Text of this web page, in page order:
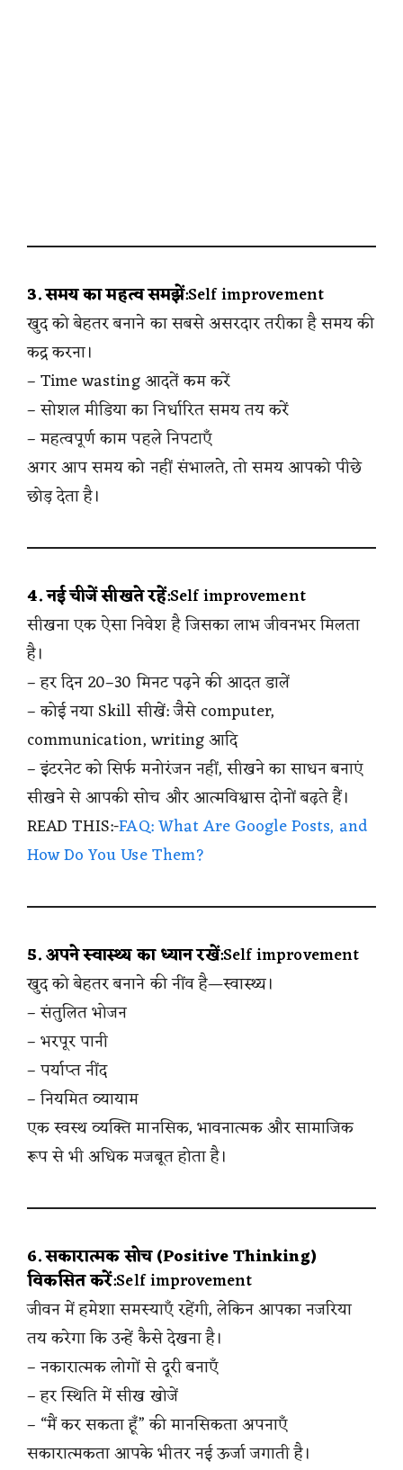
3. समय का महत्व समझें:Self improvement
खुद को बेहतर बनाने का सबसे असरदार तरीका है समय की
कद्र करना।
– Time wasting आदतें कम करें
– सोशल मीडिया का निर्धारित समय तय करें
– महत्वपूर्ण काम पहले निपटाएँ
अगर आप समय को नहीं संभालते, तो समय आपको पीछे
छोड़ देता है।
4. नई चीजें सीखते रहें:Self improvement
सीखना एक ऐसा निवेश है जिसका लाभ जीवनभर मिलता
है।
– हर दिन 20–30 मिनट पढ़ने की आदत डालें
– कोई नया Skill सीखें: जैसे computer,
communication, writing आदि
– इंटरनेट को सिर्फ मनोरंजन नहीं, सीखने का साधन बनाएं
सीखने से आपकी सोच और आत्मविश्वास दोनों बढ़ते हैं।
READ THIS:-FAQ: What Are Google Posts, and
How Do You Use Them?
5. अपने स्वास्थ्य का ध्यान रखें:Self improvement
खुद को बेहतर बनाने की नींव है—स्वास्थ्य।
– संतुलित भोजन
– भरपूर पानी
– पर्याप्त नींद
– नियमित व्यायाम
एक स्वस्थ व्यक्ति मानसिक, भावनात्मक और सामाजिक
रूप से भी अधिक मजबूत होता है।
6. सकारात्मक सोच (Positive Thinking)
विकसित करें:Self improvement
जीवन में हमेशा समस्याएँ रहेंगी, लेकिन आपका नजरिया
तय करेगा कि उन्हें कैसे देखना है।
– नकारात्मक लोगों से दूरी बनाएँ
– हर स्थिति में सीख खोजें
– “मैं कर सकता हूँ” की मानसिकता अपनाएँ
सकारात्मकता आपके भीतर नई ऊर्जा जगाती है।